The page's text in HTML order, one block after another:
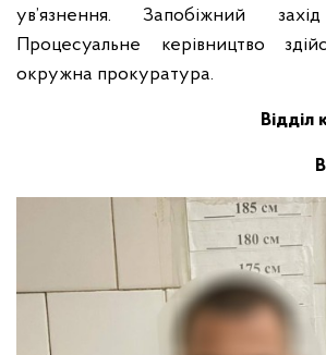
ув’язнення. Запобіжний
Процесуальне керівництво
окружна прокуратура.
Відділ